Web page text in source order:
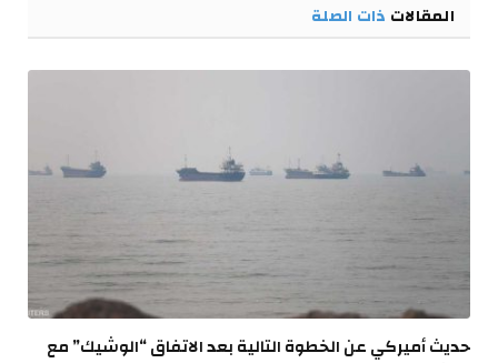
المقالات ذات الصلة
حديث أميركي عن الخطوة التالية بعد الاتفاق “الوشيك” مع